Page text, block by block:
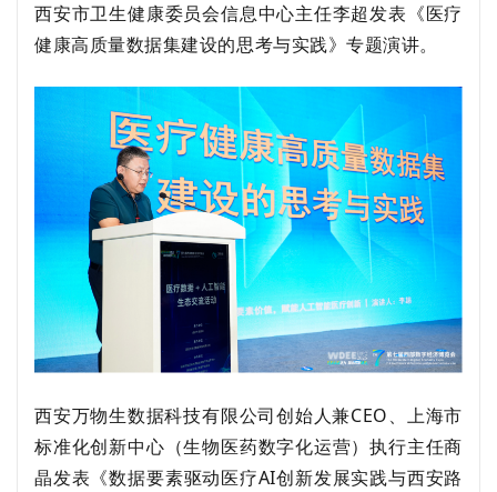
西安市卫生健康委员会信息中心主任李超发表 《医疗
健康高质量数据集建设的思考与实践》专题演讲。
西安万物生数据科技有限公司创始人兼CEO、上海市
标准化创新中心（生物医药数字化运营）执行主任商
晶发表《数据要素驱动医疗AI创新发展实践与西安路